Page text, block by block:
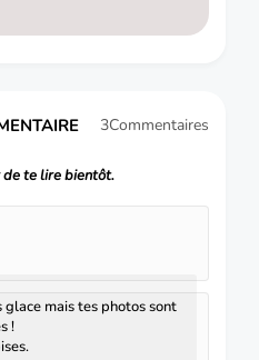
3Commentaires
te lire bientôt.
glace mais tes photos sont
!